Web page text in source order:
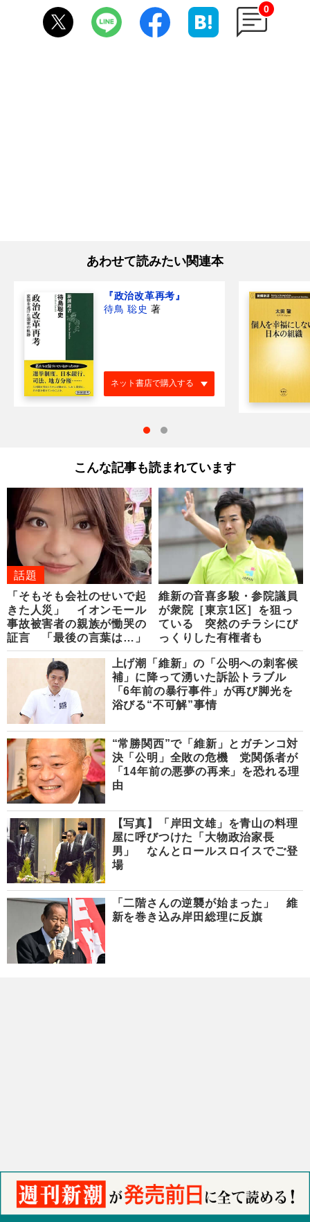
0
あわせて読みたい関連本
『政治改革再考』
待鳥 聡史 著
ネット書店で購入する
こんな記事も読まれています
話題
「そもそも会社のせいで起
きた人災」 イオンモール
事故被害者の親族が慟哭の
証言 「最後の言葉は…」
維新の音喜多駿・参院議員
が衆院［東京1区］を狙っ
ている 突然のチラシにび
っくりした有権者も
上げ潮「維新」の「公明への刺客候
補」に降って湧いた訴訟トラブル
「6年前の暴行事件」が再び脚光を
浴びる“不可解”事情
“常勝関西”で「維新」とガチンコ対
決「公明」全敗の危機 党関係者が
「14年前の悪夢の再来」を恐れる理
由
【写真】「岸田文雄」を青山の料理
屋に呼びつけた「大物政治家長
男」 なんとロールスロイスでご登
場
「二階さんの逆襲が始まった」 維
新を巻き込み岸田総理に反旗